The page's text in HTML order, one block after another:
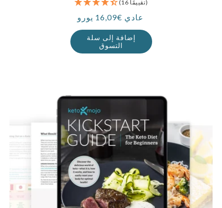
(16 تقييمًا)
سعر عادي €16,09 يورو
إضافة إلى سلة
التسوق